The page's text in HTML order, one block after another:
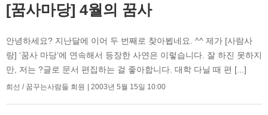
[꿈사마당] 4월의 꿈사
안녕하세요? 지난달에 이어 두 번째로 찾아뵙네요. ^^ 제가 [사람사
랑] ‘꿈사 마당’에 연속해서 등장한 사연은 이렇습니다. 잘 하진 못하지
만, 저는 ?글로 문서 편집하는 걸 좋아합니다. 대학 다닐 때 편 [...]
희선 / 꿈꾸는사람들 회원 2003년 5월 15일 10:00